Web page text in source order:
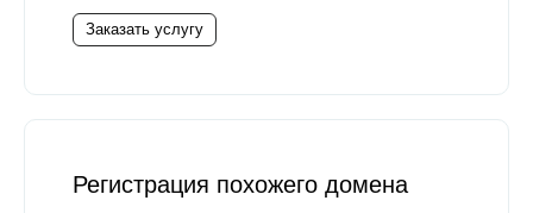
Заказать услугу
Регистрация похожего домена